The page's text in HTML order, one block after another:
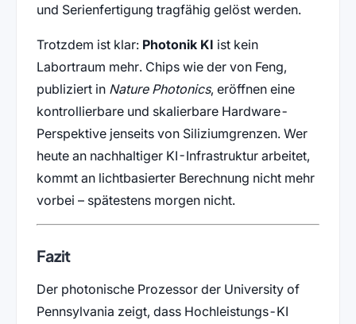
und Serienfertigung tragfähig gelöst werden.
Trotzdem ist klar: Photonik KI ist kein
Labortraum mehr. Chips wie der von Feng,
publiziert in Nature Photonics, eröffnen eine
kontrollierbare und skalierbare Hardware-
Perspektive jenseits von Siliziumgrenzen. Wer
heute an nachhaltiger KI-Infrastruktur arbeitet,
kommt an lichtbasierter Berechnung nicht mehr
vorbei – spätestens morgen nicht.
Fazit
Der photonische Prozessor der University of
Pennsylvania zeigt, dass Hochleistungs-KI